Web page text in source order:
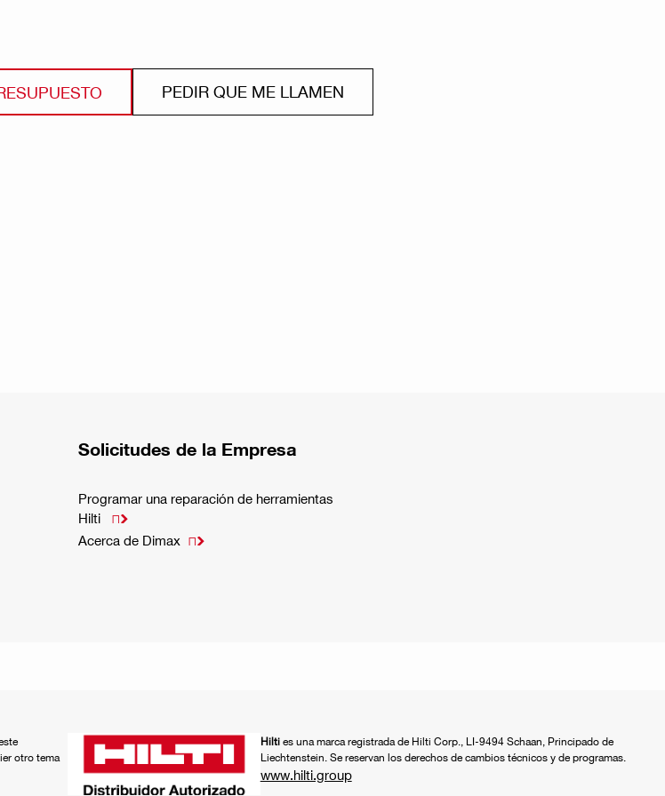
PEDIR QUE ME LLAMEN
Solicitudes de la Empresa
Programar una reparación de herramientas
Hilti

Acerca de Dimax 
otro tema
Hilties una marca registrada de Hilti Corp., LI-9494 Schaan, Principado de
Liechtenstein. Se reservan los derechos de cambios técnicos y de programas.
www.hilti.group